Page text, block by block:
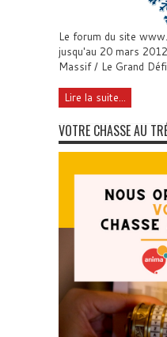
Le forum du site
jusqu'au 20 mars
Massif / Le Grand
Lire la suite...
VOTRE CHASSE AU